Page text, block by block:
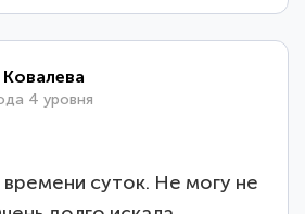
4 уровня
суток. Не могу не